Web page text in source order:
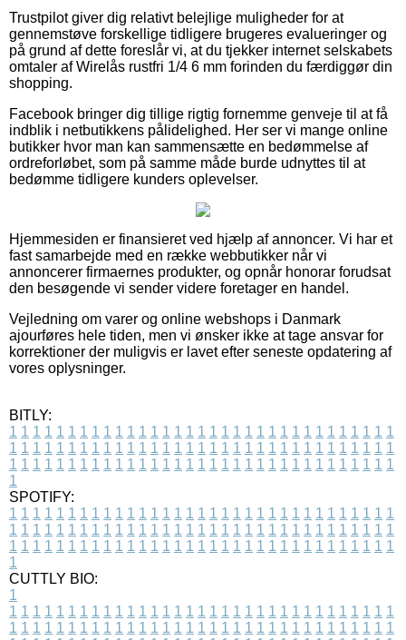
Trustpilot giver dig relativt belejlige muligheder for at
gennemstøve forskellige tidligere brugeres evalueringer og
på grund af dette foreslår vi, at du tjekker internet selskabets
omtaler af Wirelås rustfri 1/4 6 mm forinden du færdiggør din
shopping.
Facebook bringer dig tillige rigtig fornemme genveje til at få
indblik i netbutikkens pålidelighed. Her ser vi mange online
butikker hvor man kan sammensætte en bedømmelse af
ordreforløbet, som på samme måde burde udnyttes til at
bedømme tidligere kunders oplevelser.
Hjemmesiden er finansieret ved hjælp af annoncer. Vi har et
fast samarbejde med en række webbutikker når vi
annoncerer firmaernes produkter, og opnår honorar forudsat
den besøgende vi sender videre foretager en handel.
Vejledning om varer og online webshops i Danmark
ajourføres hele tiden, men vi ønsker ikke at tage ansvar for
korrektioner der muligvis er lavet efter seneste opdatering af
vores oplysninger.
BITLY:
1 1 1 1 1 1 1 1 1 1 1 1 1 1 1 1 1 1 1 1 1 1 1 1 1 1 1 1 1 1 1 1 1
1 1 1 1 1 1 1 1 1 1 1 1 1 1 1 1 1 1 1 1 1 1 1 1 1 1 1 1 1 1 1 1 1
1 1 1 1 1 1 1 1 1 1 1 1 1 1 1 1 1 1 1 1 1 1 1 1 1 1 1 1 1 1 1 1 1
1
SPOTIFY:
1 1 1 1 1 1 1 1 1 1 1 1 1 1 1 1 1 1 1 1 1 1 1 1 1 1 1 1 1 1 1 1 1
1 1 1 1 1 1 1 1 1 1 1 1 1 1 1 1 1 1 1 1 1 1 1 1 1 1 1 1 1 1 1 1 1
1 1 1 1 1 1 1 1 1 1 1 1 1 1 1 1 1 1 1 1 1 1 1 1 1 1 1 1 1 1 1 1 1
1
CUTTLY BIO:
1
1 1 1 1 1 1 1 1 1 1 1 1 1 1 1 1 1 1 1 1 1 1 1 1 1 1 1 1 1 1 1 1 1
1 1 1 1 1 1 1 1 1 1 1 1 1 1 1 1 1 1 1 1 1 1 1 1 1 1 1 1 1 1 1 1 1